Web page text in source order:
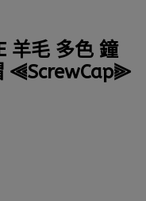
羊毛 多色 鐘
⫷ScrewCap⫸